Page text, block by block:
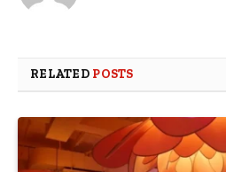
RELATED POSTS